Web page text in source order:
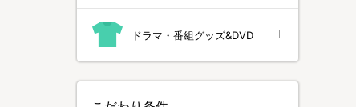
ドラマ・番組グッズ&DVD